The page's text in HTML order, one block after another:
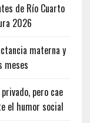
de Río Cuarto
2026
materna y
meses
pero cae
el humor social